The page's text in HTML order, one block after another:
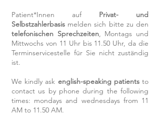
Patient*Innen auf Privat- und
Selbstzahlerbasis melden sich bitte zu den
telefonischen Sprechzeiten, Montags und
Mittwochs von 11 Uhr bis 11.50 Uhr, da die
Terminservicestelle für Sie nicht zuständig
ist.
We kindly ask english-speaking patientsto
contact us by phone during the following
times: mondays and wednesdays from 11
AM to 11.50 AM.